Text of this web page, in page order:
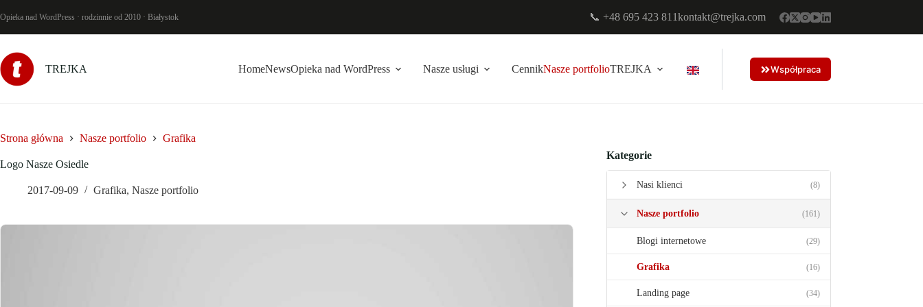
do
Opieka nad WordPress · rodzinnie od 2010 · Białystok 📞 +48 695 423 811kontakt@trejka.com
TREJKA HomeNewsOpieka nad WordPress Nasze usługi CennikNasze portfolioTREJKA Współpraca
Strona główna Nasze portfolio Grafika
Logo Nasze Osiedle
2017-09-09 Grafika, Nasze portfolio
Kategorie
Nasi klienci (8)
Nasze portfolio (161)
Blogi internetowe (29)
Grafika (16)
Landing page (34)